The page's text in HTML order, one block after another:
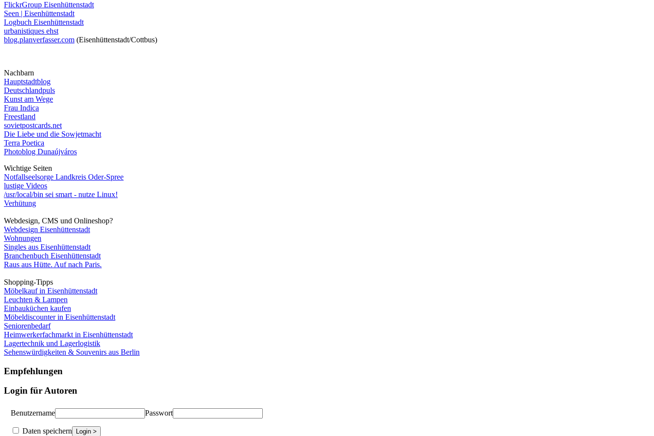
FlickrGroup Eisenhüttenstadt
Seen | Eisenhüttenstadt
Logbuch Eisenhüttenstadt
urbanistiques ehst
blog.planverfasser.com (Eisenhüttenstadt/Cottbus)
Nachbarn
Hauptstadtblog
Deutschlandpuls
Kunst am Wege
Frau Indica
Freestland
sovietpostcards.net
Die Liebe und die Sowjetmacht
Terra Poetica
Photoblog Dunaújváros
Wichtige Seiten
Notfallseelsorge Landkreis Oder-Spree
lustige Videos
/usr/local/bin sei smart - nutze Linux!
Verhütung
Webdesign, CMS und Onlineshop?
Webdesign Eisenhüttenstadt
Wohnungen
Singles aus Eisenhüttenstadt
Branchenbuch Eisenhüttenstadt
Raus aus Hütte. Auf nach Paris.
Shopping-Tipps
Möbelkauf in Eisenhüttenstadt
Leuchten & Lampen
Einbauküchen kaufen
Möbeldiscounter in Eisenhüttenstadt
Seniorenbedarf
Heimwerkerfachmarkt in Eisenhüttenstadt
Lagertechnik und Lagerlogistik
Sehenswürdigkeiten & Souvenirs aus Berlin
Empfehlungen
Login für Autoren
Benutzername Passwort
Daten speichern